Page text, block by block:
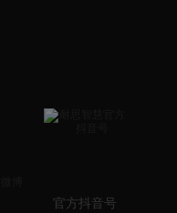
官方抖音号